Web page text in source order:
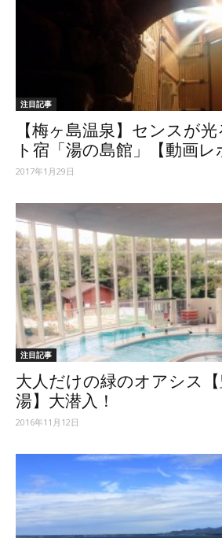
注目記事
【梅ヶ島温泉】センスが
ト宿「湯の島館」【動画レ
2017年1月29日
注目記事
大人だけの緑のオアシス
湯】大潜入！
2016年11月12日